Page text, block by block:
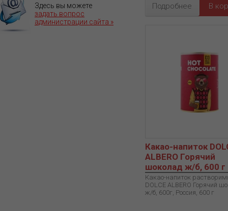
Здесь вы можете
задать вопрос
администрации сайта »
Подробнее
Какао-напиток
ALBERO Горячий
шоколад ж/б, 600 г
Какао-напиток
DOLCE ALBERO Горячий
ж/б, 600г, Россия, 600 г